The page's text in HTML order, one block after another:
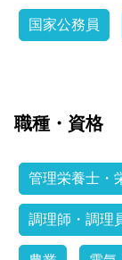
国家公務員
職種・資格
管理栄養士・
調理師・調理